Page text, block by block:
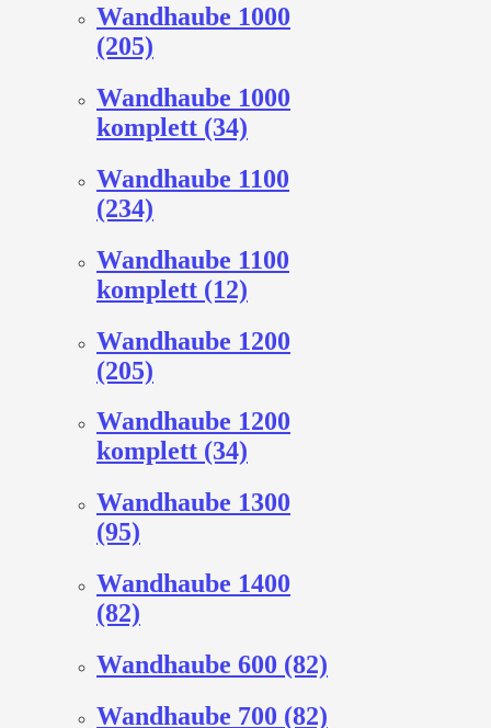
Wandhaube 1000
(205)
Wandhaube 1000
komplett (34)
Wandhaube 1100
(234)
Wandhaube 1100
komplett (12)
Wandhaube 1200
(205)
Wandhaube 1200
komplett (34)
Wandhaube 1300
(95)
Wandhaube 1400
(82)
Wandhaube 600 (82)
Wandhaube 700 (82)